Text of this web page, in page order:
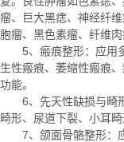
瘤、巨大黑痣、神经纤
胞瘤、黑色素瘤、纤维肉
5、瘢痕整形：应用
生性瘢痕、萎缩性瘢痕
功能。
6、先天性缺损与畸
畸形、尿道下裂、小耳
7、颌面骨骼整形：